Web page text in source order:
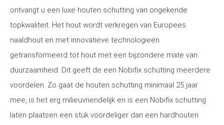
ontvangt u een luxe houten schutting van ongekende
topkwaliteit. Het hout wordt verkregen van Europees
naaldhout en met innovatieve technologieën
getransformeerd tot hout met een bijzondere mate van
duurzaamheid. Dit geeft de een Nobifix schutting meerdere
voordelen. Zo gaat de houten schutting minimaal 25 jaar
mee, is het erg milieuvriendelijk en is een Nobifix schutting
laten plaatsen een stuk voordeliger dan een hardhouten